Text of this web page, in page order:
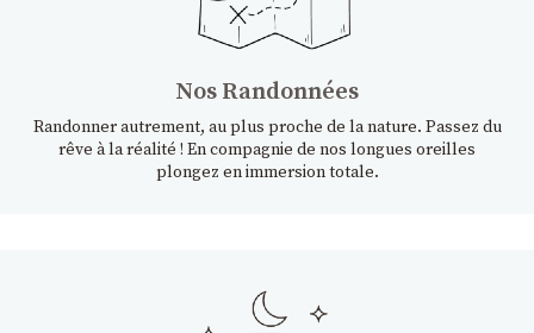
Nos Randonnées
Randonner autrement, au plus proche de la nature. Passez du
rêve à la réalité ! En compagnie de nos longues oreilles
plongez en immersion totale.